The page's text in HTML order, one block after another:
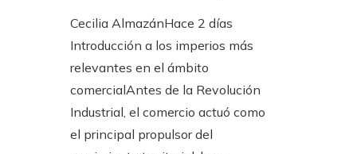
Cecilia AlmazánHace 2 días
Introducción a los imperios más
relevantes en el ámbito
comercialAntes de la Revolución
Industrial, el comercio actuó como
el principal propulsor del